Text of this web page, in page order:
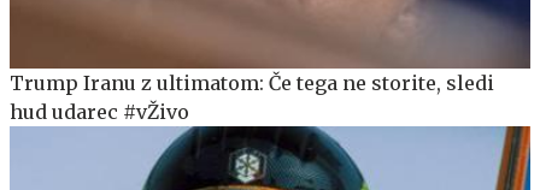
Trump Iranu z ultimatom: Če tega ne storite, sledi
hud udarec #vŽivo